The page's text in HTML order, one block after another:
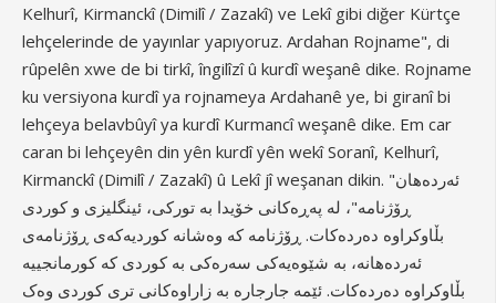
Kelhurî, Kirmanckî (Dimilî / Zazakî) ve Lekî gibi diğer Kürtçe
lehçelerinde de yayınlar yapıyoruz. Ardahan Rojname", di
rûpelên xwe de bi tirkî, îngilîzî û kurdî weşanê dike. Rojname
ku versiyona kurdî ya rojnameya Ardahanê ye, bi giranî bi
lehçeya belavbûyî ya kurdî Kurmancî weşanê dike. Em car
caran bi lehçeyên din yên kurdî yên wekî Soranî, Kelhurî,
Kirmanckî (Dimilî / Zazakî) û Lekî jî weşanan dikin. "ئەردەهان
ڕۆژنامە"، لە پەڕەکانی خۆیدا بە تورکی، ئینگلیزی و کوردی
بڵاوکراوە دەردەکات. ڕۆژنامە کە وەشانە کوردیەکەی ڕۆژنامەی
ئەردەهانە، بە شێوەیەکی سەرەکی بە کوردی کە کورمانجییە
بڵاوکراوە دەردەکات. ئێمە جارجارە بە زاراوەکانی تری کوردی وەک